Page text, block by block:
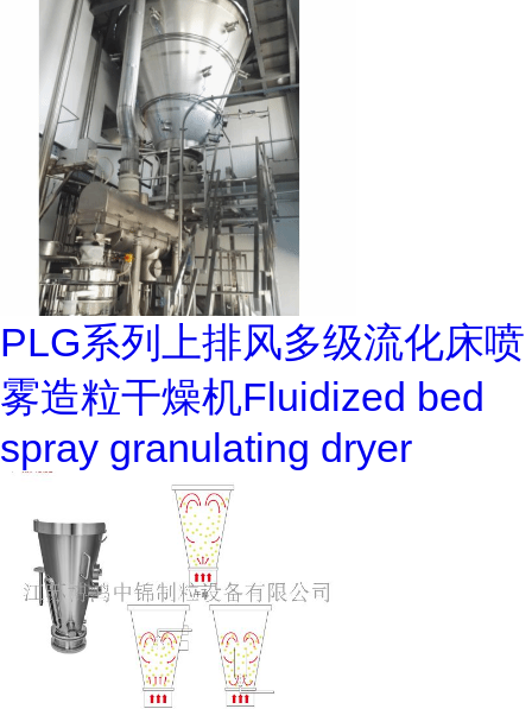
PLG系列上排风多级流化床喷
雾造粒干燥机Fluidized bed
spray granulating dryer